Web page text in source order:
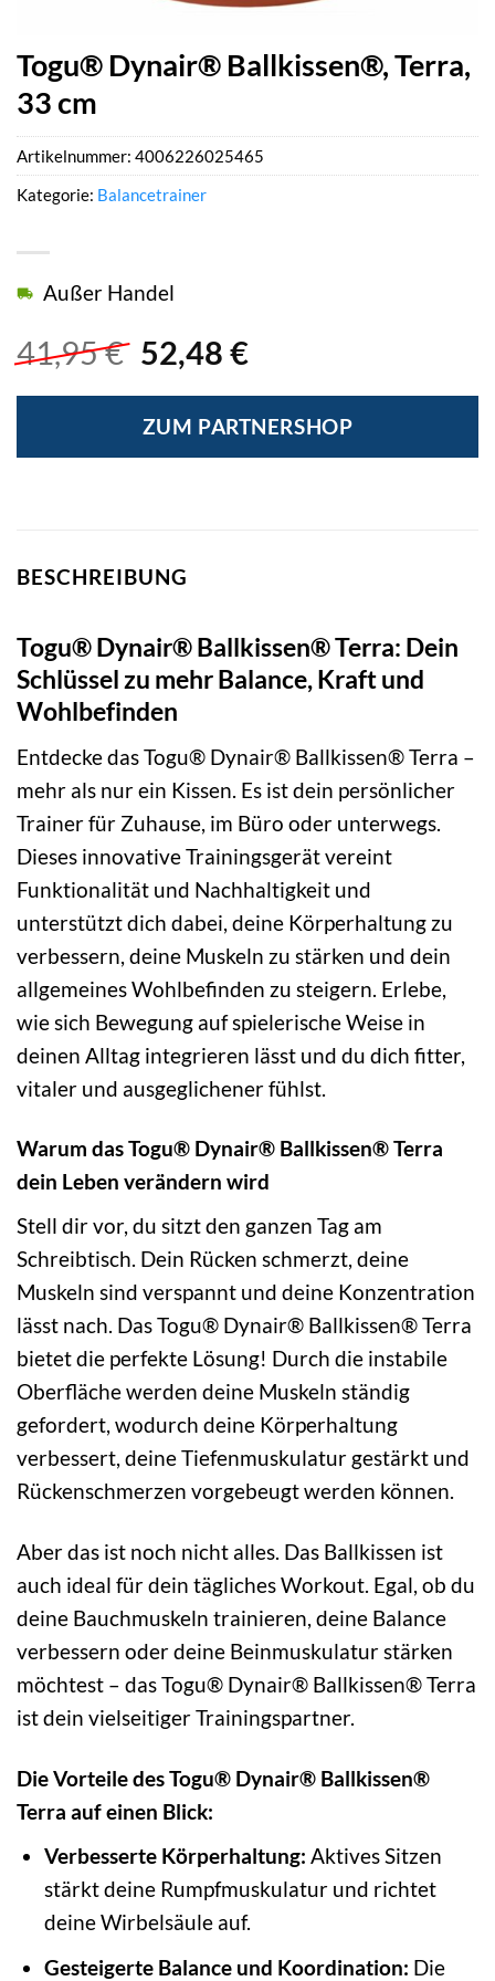
Togu® Dynair® Ballkissen®, Terra,
33 cm
41,95€ Ursprünglicher
Preis
war:
41,95 €
52,48 €Aktueller
ist:
52,48 €.
Außer Handel
ZUM PARTNERSHOP
Artikelnummer: 4006226025465
Kategorie: Balancetrainer
BESCHREIBUNG
Togu® Dynair® Ballkissen® Terra: Dein
Schlüssel zu mehr Balance, Kraft und
Wohlbefinden
Entdecke das Togu® Dynair® Ballkissen® Terra –
mehr als nur ein Kissen. Es ist dein persönlicher
Trainer für Zuhause, im Büro oder unterwegs.
Dieses innovative Trainingsgerät vereint
Funktionalität und Nachhaltigkeit und
unterstützt dich dabei, deine Körperhaltung zu
verbessern, deine Muskeln zu stärken und dein
allgemeines Wohlbefinden zu steigern. Erlebe,
wie sich Bewegung auf spielerische Weise in
deinen Alltag integrieren lässt und du dich fitter,
vitaler und ausgeglichener fühlst.
Warum das Togu® Dynair® Ballkissen® Terra
dein Leben verändern wird
Stell dir vor, du sitzt den ganzen Tag am
Schreibtisch. Dein Rücken schmerzt, deine
Muskeln sind verspannt und deine Konzentration
lässt nach. Das Togu® Dynair® Ballkissen® Terra
bietet die perfekte Lösung! Durch die instabile
Oberfläche werden deine Muskeln ständig
gefordert, wodurch deine Körperhaltung
verbessert, deine Tiefenmuskulatur gestärkt und
Rückenschmerzen vorgebeugt werden können.
Aber das ist noch nicht alles. Das Ballkissen ist
auch ideal für dein tägliches Workout. Egal, ob du
deine Bauchmuskeln trainieren, deine Balance
verbessern oder deine Beinmuskulatur stärken
möchtest – das Togu® Dynair® Ballkissen® Terra
ist dein vielseitiger Trainingspartner.
Die Vorteile des Togu® Dynair® Ballkissen®
Terra auf einen Blick:
Verbesserte Körperhaltung: Aktives Sitzen
stärkt deine Rumpfmuskulatur und richtet
deine Wirbelsäule auf.
Gesteigerte Balance und Koordination: Die